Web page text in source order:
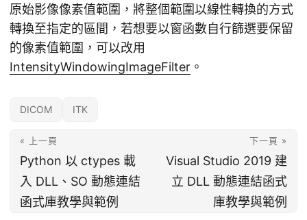
原始影像像素值範圍，將整個範圍以線性轉換的方式
轉換至指定的區間，若想要以窗函數自行篩選要保留
的像素值範圍，可以改用
IntensityWindowingImageFilter 。
DICOM ITK
« 上一頁
Python 以 ctypes 載
入 DLL、SO 動態連結
函式庫教學與範例
下一頁 »
Visual Studio 2019 建
立 DLL 動態連結函式
庫教學與範例